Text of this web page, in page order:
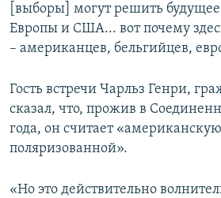
[выборы] могут решить
Европы и США... вот почему
– американцев, бельгийцев,
Гость встречи Чарльз Генри,
сказал, что, прожив в
года, он считает
поляризованной».
«Но это действительно